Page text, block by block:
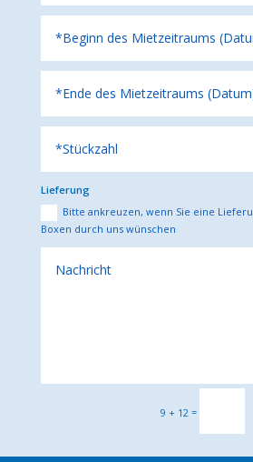
Lieferung
Bitte ankreuzen, wenn Sie eine
Boxen durch uns wünschen
9 + 12 =